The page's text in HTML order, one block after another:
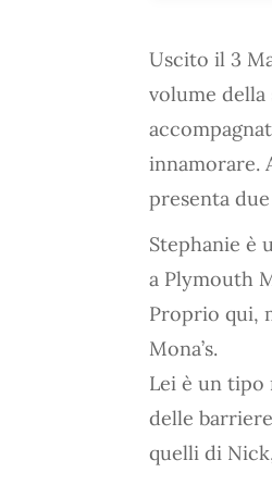
Uscito il 3
volume della
innamorare.
presenta
Stephanie è
a Plymouth
Proprio qui,
Mona’s.
Lei è un tipo
delle
quelli di